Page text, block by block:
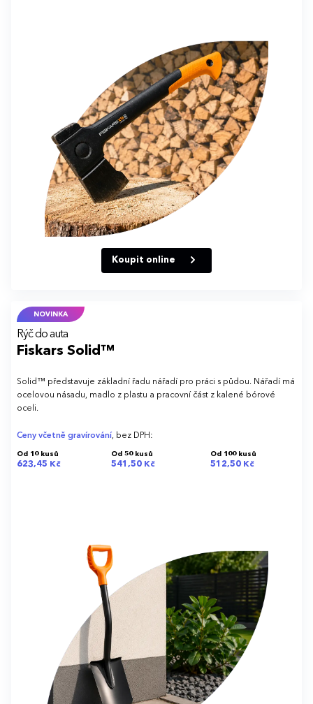
Koupit online
NOVINKA
Rýč do auta
Fiskars Solid™
Solid™ představuje základní řadu nářadí pro práci s půdou. Nářadí má
ocelovou násadu, madlo z plastu a pracovní část z kalené bórové
oceli.
Ceny včetně gravírování, bez DPH:
Od 10 kusů
623,45 Kč
Od 50 kusů
541,50 Kč
Od 100 kusů
512,50 Kč